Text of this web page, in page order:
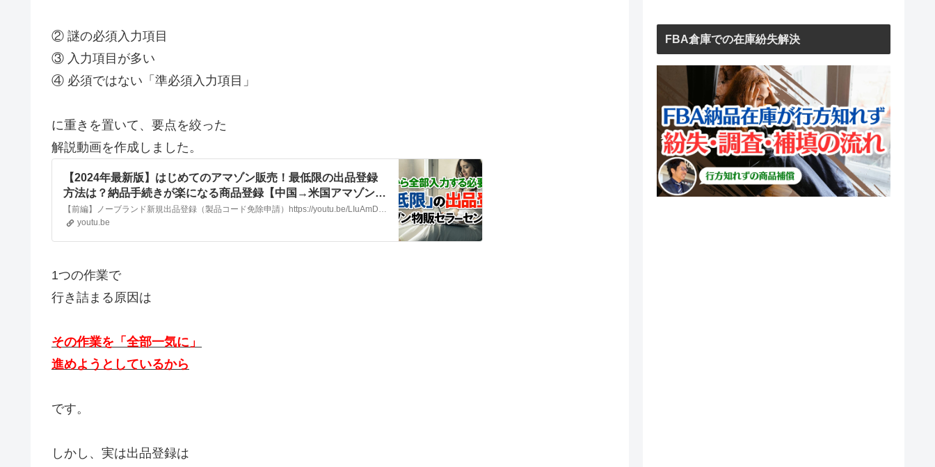
② 謎の必須入力項目
③ 入力項目が多い
④ 必須ではない「準必須入力項目」
に重きを置いて、要点を絞った
解説動画を作成しました。
【2024年最新版】はじめてのアマゾン販売！最低限の出品登録
方法は？納品手続きが楽になる商品登録【中国→米国アマゾン物
販】
youtu.be
1つの作業で
行き詰まる原因は
その作業を「全部一気に」
進めようとしているから
です。
しかし、実は出品登録は
FBA倉庫での在庫紛失解決